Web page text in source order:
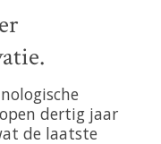
dertig jaar
de laatste